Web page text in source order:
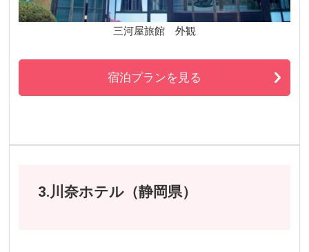
三河屋旅館 外観
宿泊プランを見る
3.川奈ホテル（静岡県）